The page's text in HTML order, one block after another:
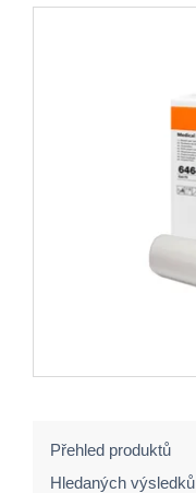
Přehled produktů
Hledaných výsledků